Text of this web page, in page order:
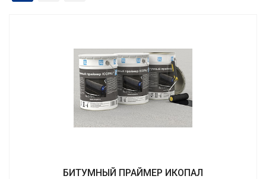
БИТУМНЫЙ ПРАЙМЕР ИКОПАЛ